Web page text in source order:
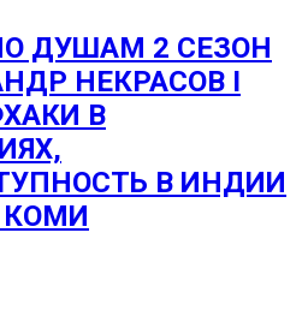
ДУШАМ 2 СЕЗОН
НЕКРАСОВ I
В
В ИНДИИ
КОМИ